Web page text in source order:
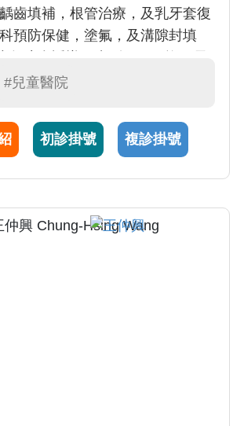
齒填補，根管治療，及乳牙套復
預防保健，塗氟，及溝隙封填
殊需求患者(身心障礙)牙科預防
#兒童醫院
初診掛號 複診掛號